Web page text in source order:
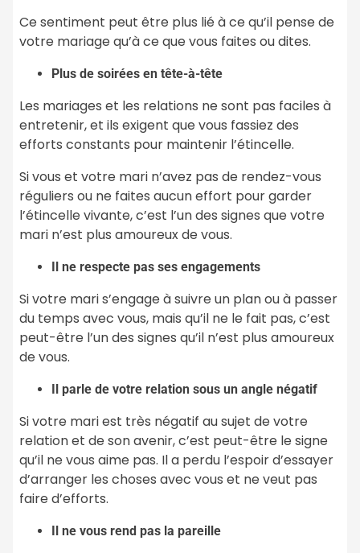
Ce sentiment peut être plus lié à ce qu’il pense de
votre mariage qu’à ce que vous faites ou dites.
Plus de soirées en tête-à-tête
Les mariages et les relations ne sont pas faciles à
entretenir, et ils exigent que vous fassiez des
efforts constants pour maintenir l’étincelle.
Si vous et votre mari n’avez pas de rendez-vous
réguliers ou ne faites aucun effort pour garder
l’étincelle vivante, c’est l’un des signes que votre
mari n’est plus amoureux de vous.
Il ne respecte pas ses engagements
Si votre mari s’engage à suivre un plan ou à passer
du temps avec vous, mais qu’il ne le fait pas, c’est
peut-être l’un des signes qu’il n’est plus amoureux
de vous.
Il parle de votre relation sous un angle négatif
Si votre mari est très négatif au sujet de votre
relation et de son avenir, c’est peut-être le signe
qu’il ne vous aime pas. Il a perdu l’espoir d’essayer
d’arranger les choses avec vous et ne veut pas
faire d’efforts.
Il ne vous rend pas la pareille